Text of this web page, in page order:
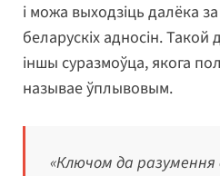
і можа выходзіць далёка
беларускіх адносін.
іншы суразмоўца, якога
называе ўплывовым.
«Ключом да разумення